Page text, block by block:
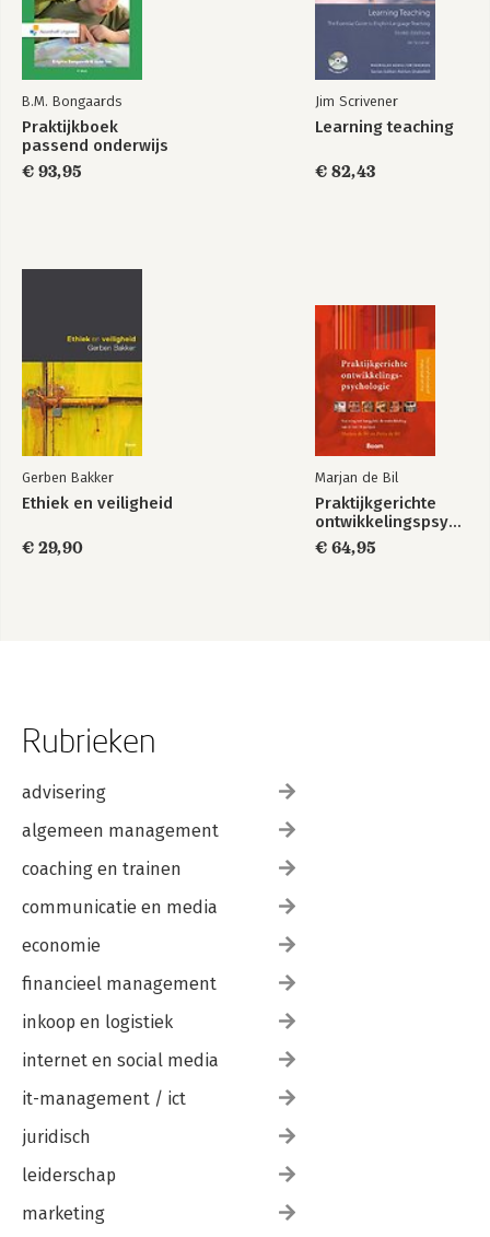
B.M. Bongaards
Praktijkboek
passend onderwijs
€ 93,95
Jim Scrivener
Learning teaching
€ 82,43
Gerben Bakker
Ethiek en veiligheid
€ 29,90
Marjan de Bil
Praktijkgerichte
ontwikkelingspsychologie
€ 64,95
Rubrieken
advisering
algemeen management
coaching en trainen
communicatie en media
economie
financieel management
inkoop en logistiek
internet en social media
it-management / ict
juridisch
leiderschap
marketing